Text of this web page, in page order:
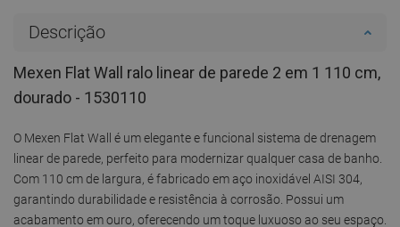
Descrição
Mexen Flat Wall ralo linear de parede 2 em 1 110 cm,
dourado - 1530110
O Mexen Flat Wall é um elegante e funcional sistema de drenagem
linear de parede, perfeito para modernizar qualquer casa de banho.
Com 110 cm de largura, é fabricado em aço inoxidável AISI 304,
garantindo durabilidade e resistência à corrosão. Possui um
acabamento em ouro, oferecendo um toque luxuoso ao seu espaço.